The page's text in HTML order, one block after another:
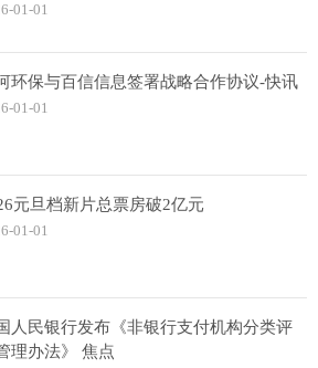
01-01
环保与百信信息签署战略合作协议-快讯
01-01
元旦档新片总票房破2亿元
01-01
人民银行发布《非银行支付机构分类评
理办法》 焦点